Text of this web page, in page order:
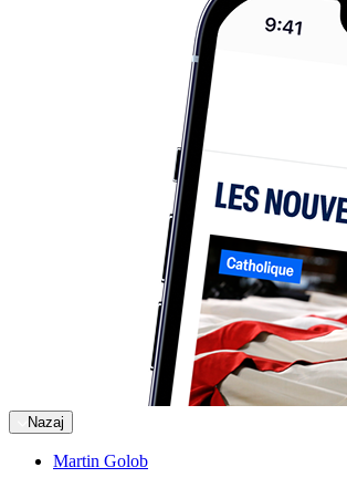
Nazaj
Martin Golob